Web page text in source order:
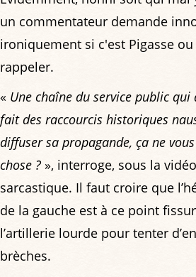
un commentateur demande
ironiquement si c'est Pigasse
rappeler.
« Une chaîne du service public
fait des raccourcis historiques
diffuser sa propagande, ça ne
chose ? », interroge, sous la
sarcastique. Il faut croire que
de la gauche est à ce point
l’artillerie lourde pour tenter
brèches.